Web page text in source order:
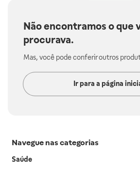
Não encontramos o que
procurava.
Mas, você pode conferir outros
Ir para a página
Navegue nas categorias
Saúde